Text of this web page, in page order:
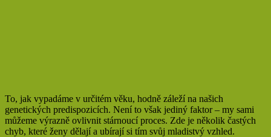
To, jak vypadáme v určitém věku, hodně záleží na našich
genetických predispozicích. Není to však jediný faktor – my sami
můžeme výrazně ovlivnit stárnoucí proces. Zde je několik častých
chyb, které ženy dělají a ubírají si tím svůj mladistvý vzhled.